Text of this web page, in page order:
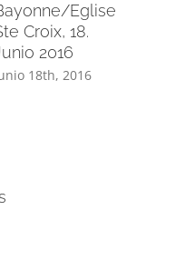
Eglise
Croix, 18.
2016
18th, 2016